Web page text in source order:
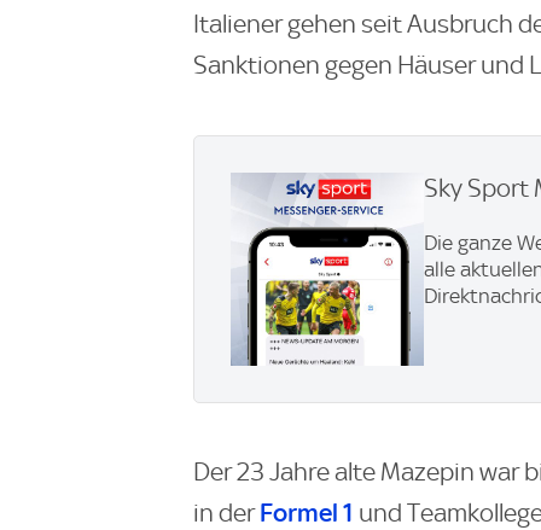
Italiener gehen seit Ausbruch
Sanktionen gegen Häuser und
Sky Sport
Die ganze
alle
Der 23 Jahre alte Mazepin war
in derFormel 1 und